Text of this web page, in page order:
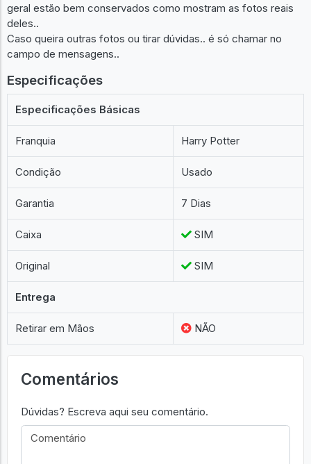
geral estão bem conservados como mostram as fotos reais
deles..
Caso queira outras fotos ou tirar dúvidas.. é só chamar no
campo de mensagens..
Especificações
Especificações Básicas
Franquia Harry Potter
Condição Usado
Garantia 7 Dias
Caixa SIM
Original SIM
Entrega
Retirar em Mãos NÃO
Comentários
Dúvidas? Escreva aqui seu comentário.